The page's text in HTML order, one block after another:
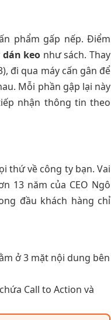
phẩm gấp nếp. Điểm
keo như sách. Thay
đi qua máy cấn gân để
Mỗi phần gập lại này
nhận thông tin theo
thứ về công ty bạn. Vai
13 năm của CEO Ngô
đầu khách hàng chỉ
ở 3 mặt nội dung bên
Call to Action và